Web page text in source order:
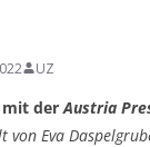
UZ
derAustria
von Eva